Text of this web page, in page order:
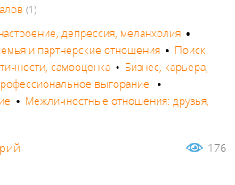
(1)
депрессия, меланхолия •
и партнерские отношения • Поиск
самооценка • Бизнес, карьера,
выгорание •
• Межличностные отношения: друзья,
176